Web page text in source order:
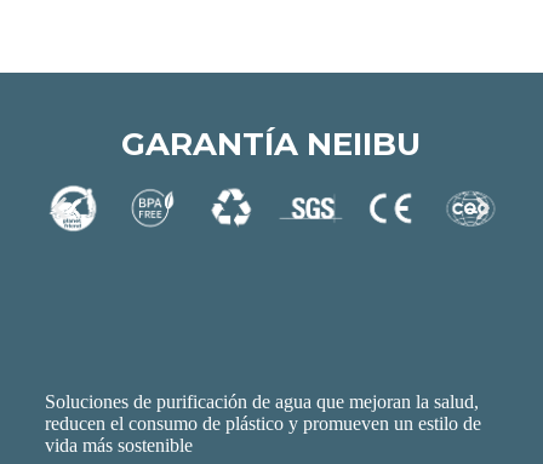
GARANTÍA NEIIBU
Soluciones de purificación de agua que mejoran la salud,
reducen el consumo de plástico y promueven un estilo de
vida más sostenible